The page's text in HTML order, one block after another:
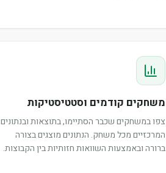
משחקים קודמים וסטטיסטיקות
צפו במשחקים שכבר הסתיימו, בתוצאות ובנתונים
המרכזיים מכל משחק. הנתונים מוצגים בצורה
ברורה ובאמצעות השוואות חזותיות בין הקבוצות.